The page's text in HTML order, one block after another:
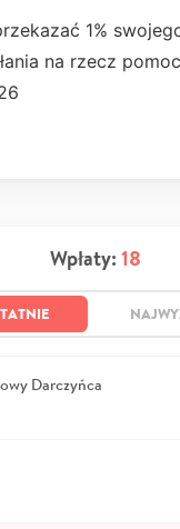
1%
na rzecz
Wpłaty: 18
Darczyńca